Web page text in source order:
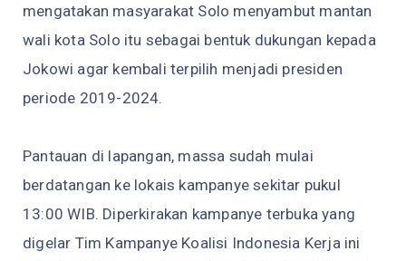
mengatakan masyarakat Solo menyambut mantan
wali kota Solo itu sebagai bentuk dukungan kepada
Jokowi agar kembali terpilih menjadi presiden
periode 2019-2024.
Pantauan di lapangan, massa sudah mulai
berdatangan ke lokais kampanye sekitar pukul
13:00 WIB. Diperkirakan kampanye terbuka yang
digelar Tim Kampanye Koalisi Indonesia Kerja ini